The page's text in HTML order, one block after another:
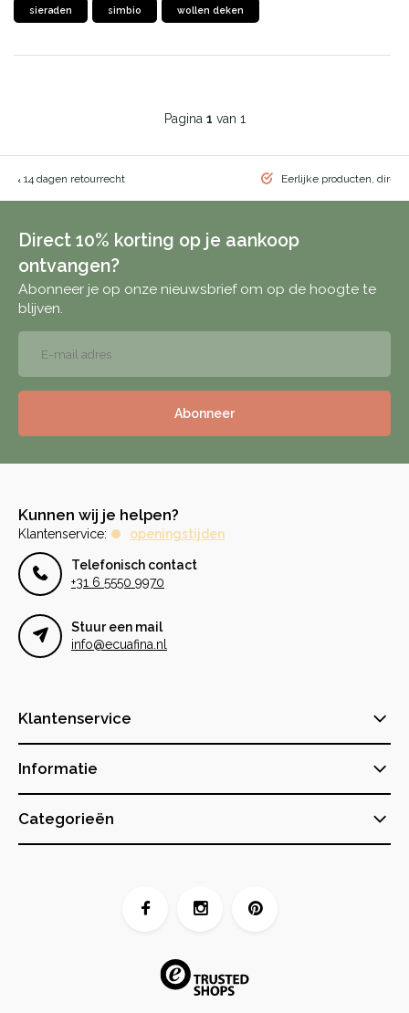
sieraden simbio wollen deken
Pagina 1 van 1
& 14 dagen retourrecht Eerlijke producten, direct
Direct 10% korting op je aankoop
ontvangen?
Abonneer je op onze nieuwsbrief om op de hoogte te
blijven.
Abonneer
Kunnen wij je helpen?
Klantenservice: openingstijden
Telefonisch contact
+31 6 5550 9970
Stuur een mail
info@ecuafina.nl
Klantenservice
Informatie
Categorieën